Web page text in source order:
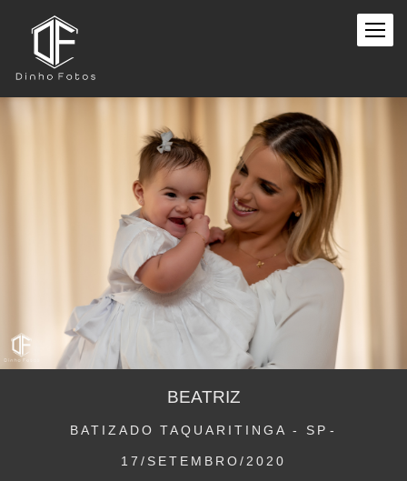
BATIZADO TAQUARITINGA - SP
17/SETEMBRO/2020
BEATRIZ